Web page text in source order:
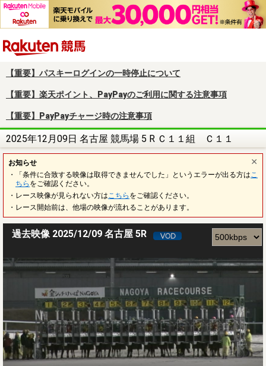
【重要】パスキーログインの一時停止について
【重要】楽天ポイント、PayPayのご利用に関する注意事項
【重要】PayPayチャージ時の注意事項
2025年12月09日 名古屋 競馬場 5 R Ｃ１１組 Ｃ１１
お知らせ
・「条件に合致する映像は取得できませんでした」というエラーが出る方は こ
ちら をご確認ください。
・レース映像が見られない方は こちら をご確認ください。
・レース開始前は、他場の映像が流れることがあります。
過去映像 2025/12/09 名古屋 5R